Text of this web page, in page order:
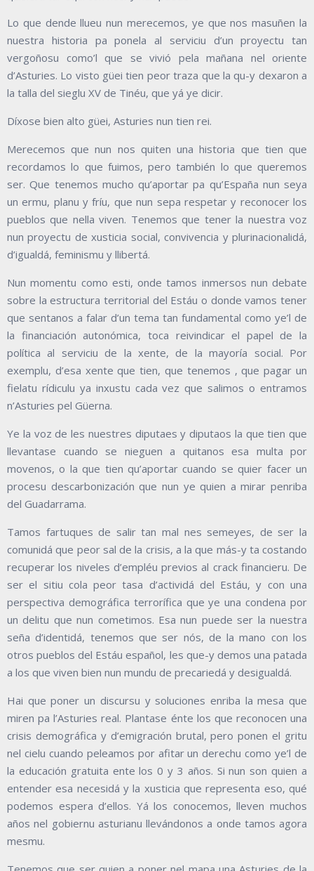
Lo que dende llueu nun merecemos, ye que nos masuñen la
nuestra historia pa ponela al serviciu d’un proyectu tan
vergoñosu como’l que se vivió pela mañana nel oriente
d’Asturies. Lo visto güei tien peor traza que la qu-y dexaron a
la talla del sieglu XV de Tinéu, que yá ye dicir.
Díxose bien alto güei, Asturies nun tien rei.
Merecemos que nun nos quiten una historia que tien que
recordamos lo que fuimos, pero también lo que queremos
ser. Que tenemos mucho qu’aportar pa qu’España nun seya
un ermu, planu y fríu, que nun sepa respetar y reconocer los
pueblos que nella viven. Tenemos que tener la nuestra voz
nun proyectu de xusticia social, convivencia y plurinacionalidá,
d’igualdá, feminismu y llibertá.
Nun momentu como esti, onde tamos inmersos nun debate
sobre la estructura territorial del Estáu o donde vamos tener
que sentanos a falar d’un tema tan fundamental como ye’l de
la financiación autonómica, toca reivindicar el papel de la
política al serviciu de la xente, de la mayoría social. Por
exemplu, d’esa xente que tien, que tenemos , que pagar un
fielatu rídiculu ya inxustu cada vez que salimos o entramos
n’Asturies pel Güerna.
Ye la voz de les nuestres diputaes y diputaos la que tien que
llevantase cuando se nieguen a quitanos esa multa por
movenos, o la que tien qu’aportar cuando se quier facer un
procesu descarbonización que nun ye quien a mirar penriba
del Guadarrama.
Tamos fartuques de salir tan mal nes semeyes, de ser la
comunidá que peor sal de la crisis, a la que más-y ta costando
recuperar los niveles d’empléu previos al crack financieru. De
ser el sitiu cola peor tasa d’actividá del Estáu, y con una
perspectiva demográfica terrorífica que ye una condena por
un delitu que nun cometimos. Esa nun puede ser la nuestra
seña d’identidá, tenemos que ser nós, de la mano con los
otros pueblos del Estáu español, les que-y demos una patada
a los que viven bien nun mundu de precariedá y desigualdá.
Hai que poner un discursu y soluciones enriba la mesa que
miren pa l’Asturies real. Plantase énte los que reconocen una
crisis demográfica y d’emigración brutal, pero ponen el gritu
nel cielu cuando peleamos por afitar un derechu como ye’l de
la educación gratuita ente los 0 y 3 años. Si nun son quien a
entender esa necesidá y la xusticia que representa eso, qué
podemos espera d’ellos. Yá los conocemos, lleven muchos
años nel gobiernu asturianu llevándonos a onde tamos agora
mesmu.